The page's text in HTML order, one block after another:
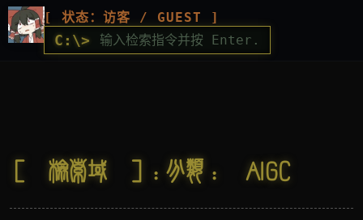
[ 状态：访客 / GUEST ]
C:\>
[ 检索域 ]：分类： AIGC